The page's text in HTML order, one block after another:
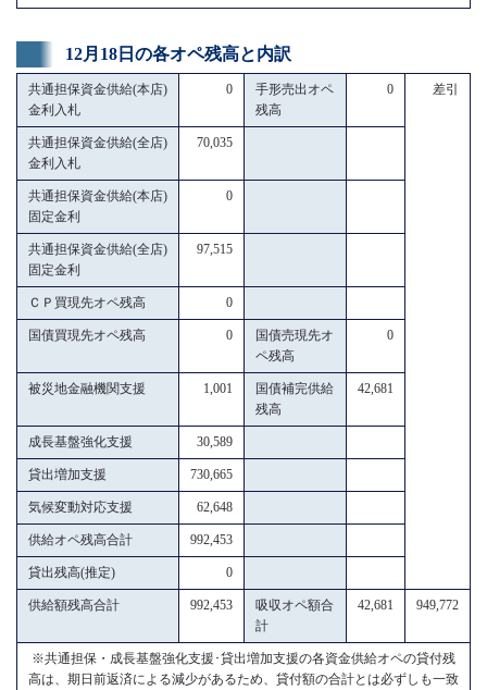
12月18日の各オペ残高と内訳
共通担保資金供給(本店)
金利入札
0
手形売出オペ
残高
0 差引
共通担保資金供給(全店)
金利入札
70,035
共通担保資金供給(本店)
固定金利
0
共通担保資金供給(全店)
固定金利
97,515
ＣＰ買現先オペ残高 0
国債買現先オペ残高 0
国債売現先オ
ペ残高
0
被災地金融機関支援 1,001
国債補完供給
残高
42,681
成長基盤強化支援 30,589
貸出増加支援 730,665
気候変動対応支援 62,648
供給オペ残高合計 992,453
貸出残高(推定) 0
供給額残高合計 992,453
吸収オペ額合
計
42,681 949,772
※共通担保・成長基盤強化支援･貸出増加支援の各資金供給オペの貸付残
高は、期日前返済による減少があるため、貸付額の合計とは必ずしも一致